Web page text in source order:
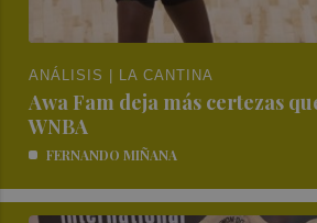
ANÁLISIS | LA CANTINA
Awa Fam deja más certezas
WNBA
FERNANDO MIÑANA